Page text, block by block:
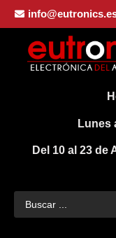
Lunes
Del 10 al 23 de